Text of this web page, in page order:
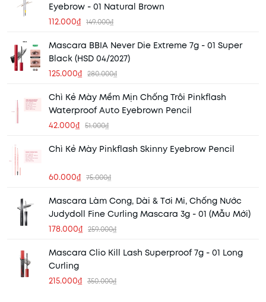
Eyebrow - 01 Natural Brown
112.000₫ 149.000₫
Mascara BBIA Never Die Extreme 7g - 01 Super
Black (HSD 04/2027)
125.000₫ 280.000₫
Chì Kẻ Mày Mềm Mịn Chống Trôi Pinkflash
Waterproof Auto Eyebrown Pencil
42.000₫ 51.000₫
Chì Kẻ Mày Pinkflash Skinny Eyebrow Pencil
60.000₫ 75.000₫
Mascara Làm Cong, Dài & Tơi Mi, Chống Nước
Judydoll Fine Curling Mascara 3g - 01 (Mẫu Mới)
178.000₫ 259.000₫
Mascara Clio Kill Lash Superproof 7g - 01 Long
Curling
215.000₫ 350.000₫